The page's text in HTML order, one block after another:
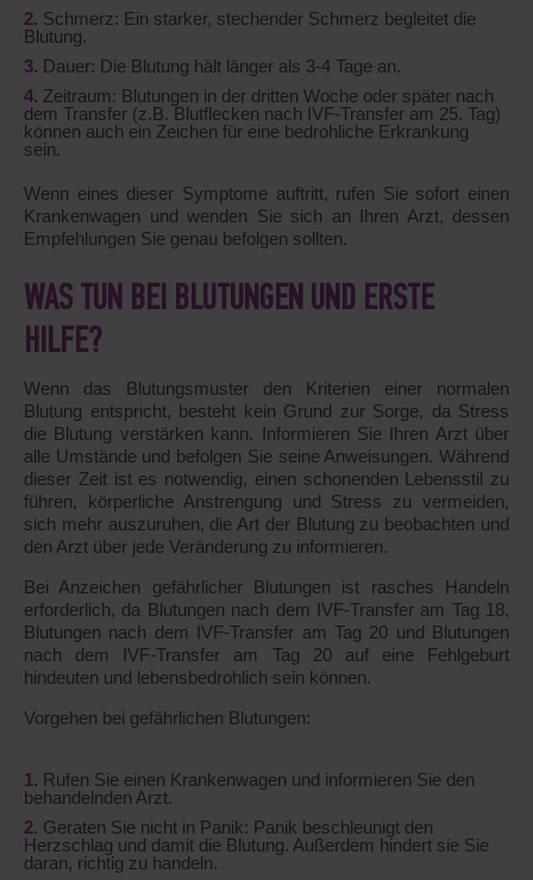
Schmerz: Ein starker, stechender Schmerz begleitet die
Blutung.
Dauer: Die Blutung hält länger als 3-4 Tage an.
Zeitraum: Blutungen in der dritten Woche oder später nach
dem Transfer (z.B. Blutflecken nach IVF-Transfer am 25. Tag)
können auch ein Zeichen für eine bedrohliche Erkrankung
sein.
Wenn eines dieser Symptome auftritt, rufen Sie sofort einen
Krankenwagen und wenden Sie sich an Ihren Arzt, dessen
Empfehlungen Sie genau befolgen sollten.
WAS TUN BEI BLUTUNGEN UND ERSTE
HILFE?
Wenn das Blutungsmuster den Kriterien einer normalen
Blutung entspricht, besteht kein Grund zur Sorge, da Stress
die Blutung verstärken kann. Informieren Sie Ihren Arzt über
alle Umstände und befolgen Sie seine Anweisungen. Während
dieser Zeit ist es notwendig, einen schonenden Lebensstil zu
führen, körperliche Anstrengung und Stress zu vermeiden,
sich mehr auszuruhen, die Art der Blutung zu beobachten und
den Arzt über jede Veränderung zu informieren.
Bei Anzeichen gefährlicher Blutungen ist rasches Handeln
erforderlich, da Blutungen nach dem IVF-Transfer am Tag 18,
Blutungen nach dem IVF-Transfer am Tag 20 und Blutungen
nach dem IVF-Transfer am Tag 20 auf eine Fehlgeburt
hindeuten und lebensbedrohlich sein können.
Vorgehen bei gefährlichen Blutungen:
Rufen Sie einen Krankenwagen und informieren Sie den
behandelnden Arzt.
Geraten Sie nicht in Panik: Panik beschleunigt den
Herzschlag und damit die Blutung. Außerdem hindert sie Sie
daran, richtig zu handeln.